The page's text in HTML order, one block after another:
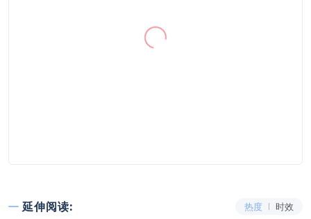
延伸阅读: 热度 时效